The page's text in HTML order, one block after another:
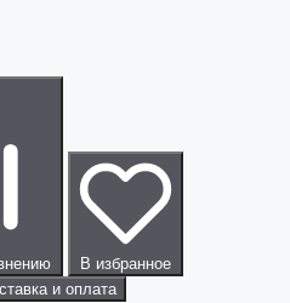
В избранное
и оплата